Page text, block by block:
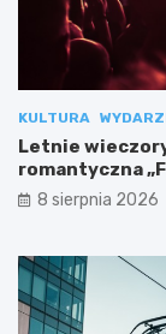
KULTURA
Letnie
romantyczna
8 sierpnia 2026